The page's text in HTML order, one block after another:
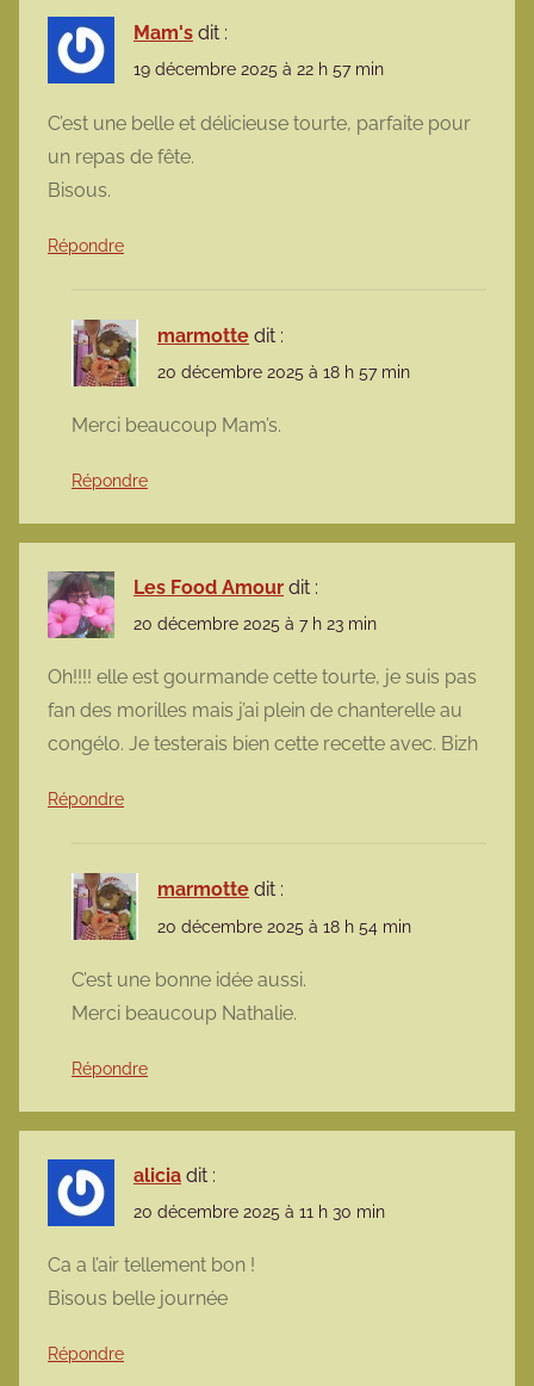
Mam's dit :
19 décembre 2025 à 22 h 57 min
C’est une belle et délicieuse tourte, parfaite pour
un repas de fête.
Bisous.
Répondre
marmotte dit :
20 décembre 2025 à 18 h 57 min
Merci beaucoup Mam’s.
Répondre
Les Food Amour dit :
20 décembre 2025 à 7 h 23 min
Oh!!!! elle est gourmande cette tourte, je suis pas
fan des morilles mais j’ai plein de chanterelle au
congélo. Je testerais bien cette recette avec. Bizh
Répondre
marmotte dit :
20 décembre 2025 à 18 h 54 min
C’est une bonne idée aussi.
Merci beaucoup Nathalie.
Répondre
alicia dit :
20 décembre 2025 à 11 h 30 min
Ca a l’air tellement bon !
Bisous belle journée
Répondre